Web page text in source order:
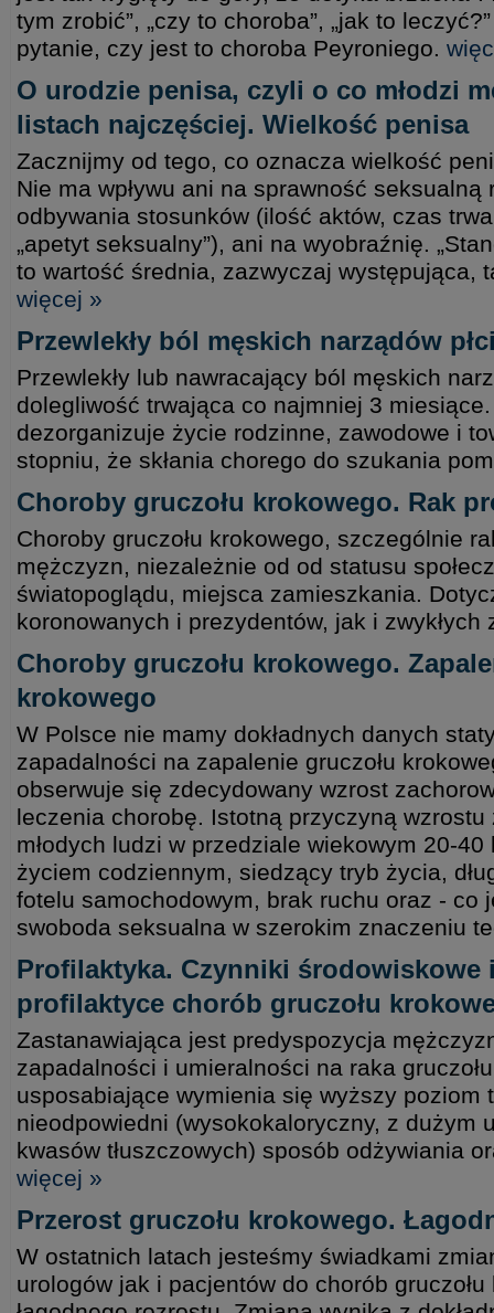
tym zrobić”, „czy to choroba”, „jak to
pytanie, czy jest to choroba Peyroniego.
O urodzie penisa, czyli o co młodzi
listach najczęściej. Wielkość penisa
Zacznijmy od tego, co oznacza wielkość
Nie ma wpływu ani na sprawność
odbywania stosunków (ilość aktów, czas
„apetyt seksualny”), ani na wyobraźnię.
to wartość średnia, zazwyczaj występująca,
więcej »
Przewlekły ból męskich narządów
Przewlekły lub nawracający ból męskich
dolegliwość trwająca co najmniej 3
dezorganizuje życie rodzinne, zawodowe i
stopniu, że skłania chorego do szukania
Choroby gruczołu krokowego. Rak
Choroby gruczołu krokowego, szczególnie
mężczyzn, niezależnie od od statusu
światopoglądu, miejsca zamieszkania.
koronowanych i prezydentów, jak i
Choroby gruczołu krokowego.
krokowego
W Polsce nie mamy dokładnych danych
zapadalności na zapalenie gruczołu
obserwuje się zdecydowany wzrost
leczenia chorobę. Istotną przyczyną
młodych ludzi w przedziale wiekowym 20-
życiem codziennym, siedzący tryb życia,
fotelu samochodowym, brak ruchu oraz - co
swoboda seksualna w szerokim znaczeniu
Profilaktyka. Czynniki środowiskowe
profilaktyce chorób gruczołu
Zastanawiająca jest predyspozycja
zapadalności i umieralności na raka
usposabiające wymienia się wyższy poziom
nieodpowiedni (wysokokaloryczny, z dużym
kwasów tłuszczowych) sposób odżywiania
więcej »
Przerost gruczołu krokowego.
W ostatnich latach jesteśmy świadkami
urologów jak i pacjentów do chorób